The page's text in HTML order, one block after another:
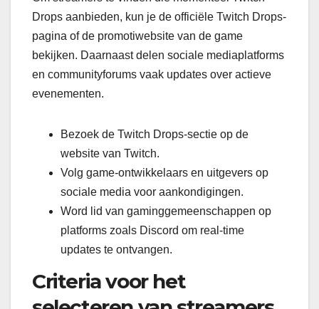
Drops aanbieden, kun je de officiële Twitch Drops-
pagina of de promotiwebsite van de game
bekijken. Daarnaast delen sociale mediaplatforms
en communityforums vaak updates over actieve
evenementen.
Bezoek de Twitch Drops-sectie op de
website van Twitch.
Volg game-ontwikkelaars en uitgevers op
sociale media voor aankondigingen.
Word lid van gaminggemeenschappen op
platforms zoals Discord om real-time
updates te ontvangen.
Criteria voor het